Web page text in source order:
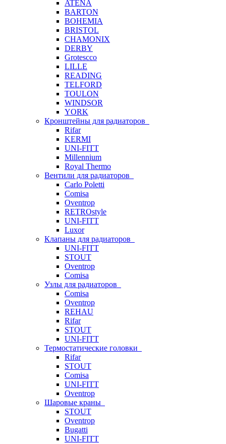
ATENA
BARTON
BOHEMIA
BRISTOL
CHAMONIX
DERBY
Grotescco
LILLE
READING
TELFORD
TOULON
WINDSOR
YORK
Кронштейны для радиаторов
Rifar
KERMI
UNI-FITT
Millennium
Royal Thermo
Вентили для радиаторов
Carlo Poletti
Comisa
Oventrop
RETROstyle
UNI-FITT
Luxor
Клапаны для радиаторов
UNI-FITT
STOUT
Oventrop
Comisa
Узлы для радиаторов
Comisa
Oventrop
REHAU
Rifar
STOUT
UNI-FITT
Термостатические головки
Rifar
STOUT
Comisa
UNI-FITT
Oventrop
Шаровые краны
STOUT
Oventrop
Bugatti
UNI-FITT